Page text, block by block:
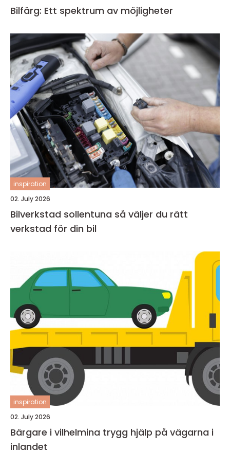
Bilfärg: Ett spektrum av möjligheter
inspiration
02. July 2026
Bilverkstad sollentuna så väljer du rätt
verkstad för din bil
inspiration
02. July 2026
Bärgare i vilhelmina trygg hjälp på vägarna i
inlandet